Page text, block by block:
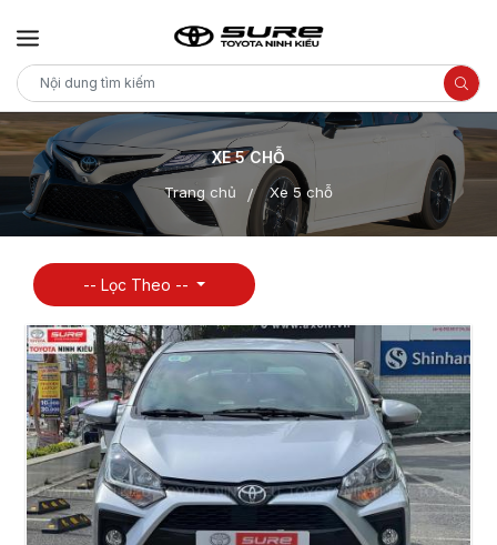
XE 5 CHỖ
Trang chủ Xe 5 chỗ
-- Lọc Theo --